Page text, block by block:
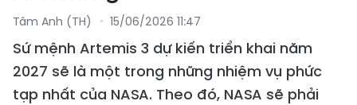
Tâm Anh (TH) 15/06/2026 11:47
Sứ mệnh Artemis 3 dự kiến triển khai năm
2027 sẽ là một trong những nhiệm vụ phức
tạp nhất của NASA. Theo đó, NASA sẽ phải